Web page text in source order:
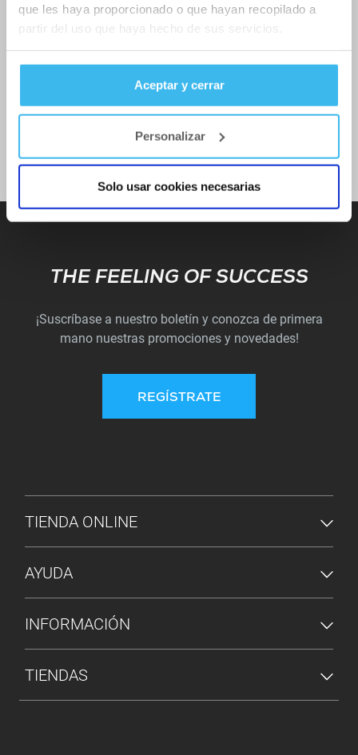
que les haya proporcionado o que hayan recopilado a
partir del uso que haya hecho de sus servicios.
Aceptar y cerrar
Personalizar
Solo usar cookies necesarias
Subscribe
THE FEELING OF SUCCESS
¡Suscríbase a nuestro boletín y conozca de primera
mano nuestras promociones y novedades!
REGÍSTRATE
MENÚ DE PIE DE PÁGINA
TIENDA ONLINE
AYUDA
INFORMACIÓN
TIENDAS